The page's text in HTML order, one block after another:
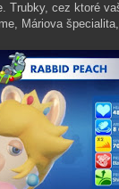
Trubky, cez ktoré
Máriova